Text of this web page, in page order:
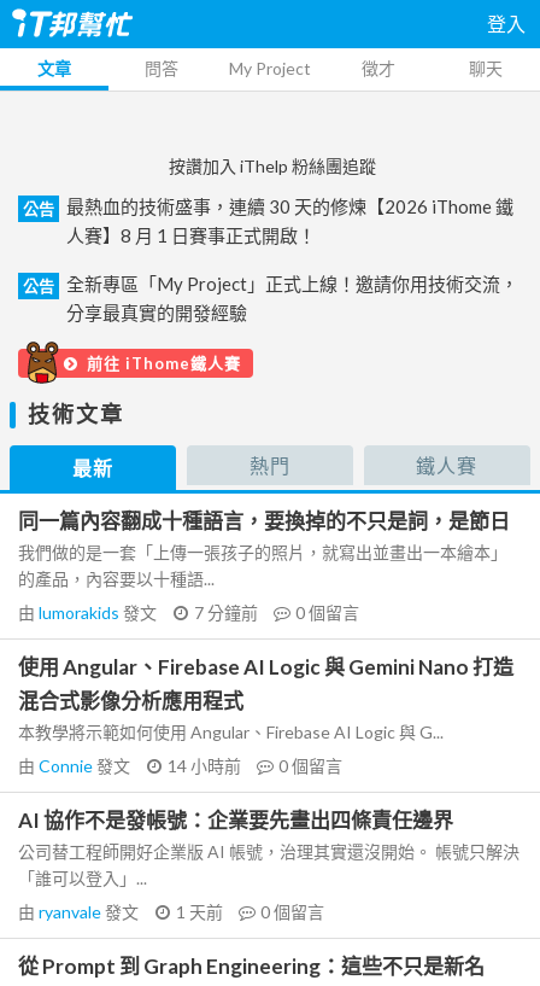
登入
文章 問答 My Project 徵才 聊天
按讚加入 iThelp 粉絲團追蹤
公告
最熱血的技術盛事，連續 30 天的修煉【2026 iThome 鐵
人賽】8 月 1 日賽事正式開啟！
公告
全新專區「My Project」正式上線！邀請你用技術交流，
分享最真實的開發經驗
前往 iThome鐵人賽
技術文章
最新 熱門 鐵人賽
同一篇內容翻成十種語言，要換掉的不只是詞，是節日
我們做的是一套「上傳一張孩子的照片，就寫出並畫出一本繪本」
的產品，內容要以十種語...
由 lumorakids 發文 7 分鐘前 0個留言
使用 Angular、Firebase AI Logic 與 Gemini Nano 打造
混合式影像分析應用程式
本教學將示範如何使用 Angular、Firebase AI Logic 與 G...
由 Connie發文 14 小時前 0個留言
AI 協作不是發帳號：企業要先畫出四條責任邊界
公司替工程師開好企業版 AI 帳號，治理其實還沒開始。 帳號只解決
「誰可以登入」...
由 ryanvale發文 1 天前 0個留言
從 Prompt 到 Graph Engineering：這些不只是新名